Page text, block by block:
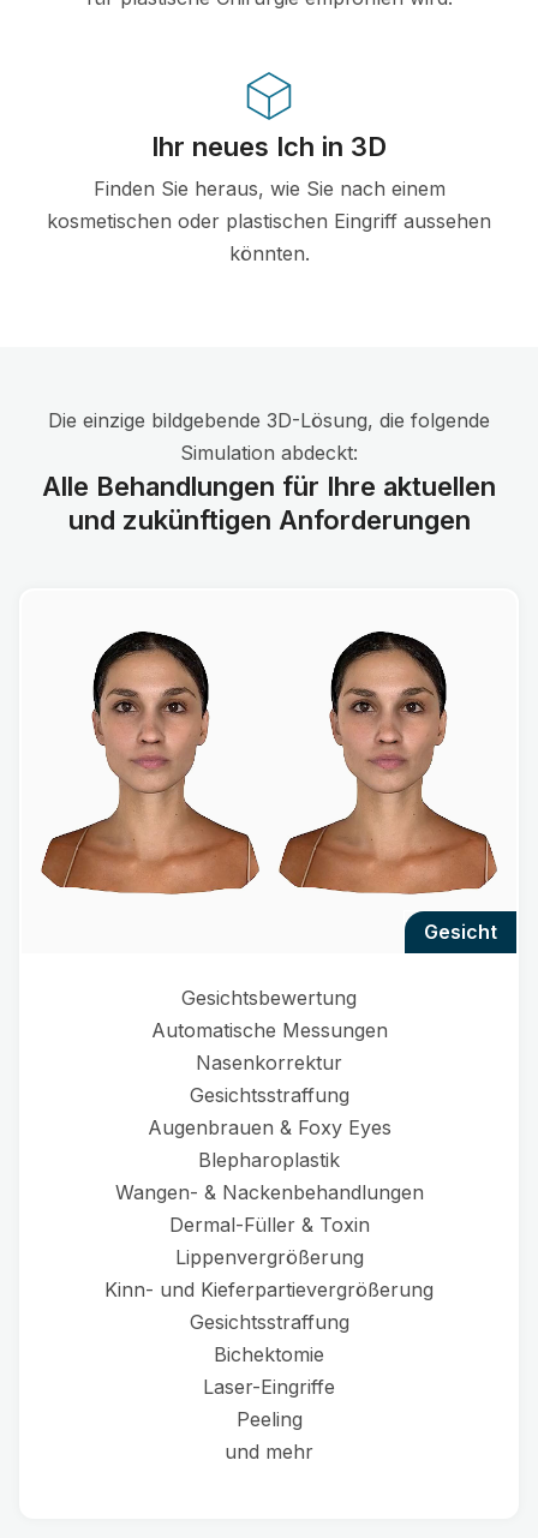
Ihr neues Ich in 3D
Finden Sie heraus, wie Sie nach einem
kosmetischen oder plastischen Eingriff aussehen
könnten.
Die einzige bildgebende 3D-Lösung, die folgende
Simulation abdeckt:
Alle Behandlungen für Ihre aktuellen
und zukünftigen Anforderungen
gesicht
Gesichtsbewertung
Automatische Messungen
Nasenkorrektur
Gesichtsstraffung
Augenbrauen & Foxy Eyes
Blepharoplastik
Wangen- & Nackenbehandlungen
Dermal-Füller & Toxin
Lippenvergrößerung
Kinn- und Kieferpartievergrößerung
Gesichtsstraffung
Bichektomie
Laser-Eingriffe
Peeling
und mehr